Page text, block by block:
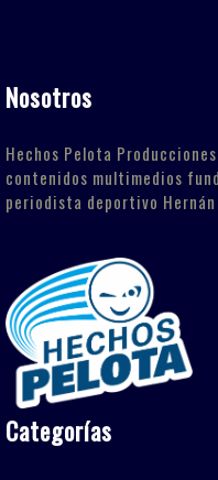
Nosotros
Hechos Pelota
contenidos multimedios
periodista deportivo
Categorías